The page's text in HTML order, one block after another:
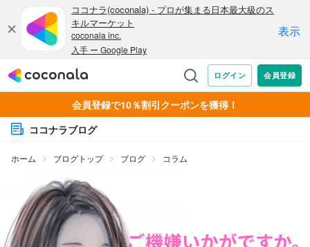
会員登録で10％割引クーポンを獲得！
ココナラブログ
ホーム ブログトップ ブログ コラム